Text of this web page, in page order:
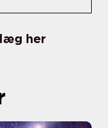
her